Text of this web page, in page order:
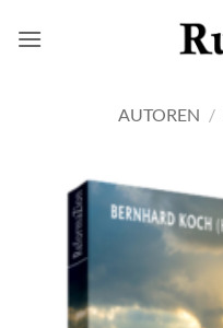
Inhalt
AUTOREN /